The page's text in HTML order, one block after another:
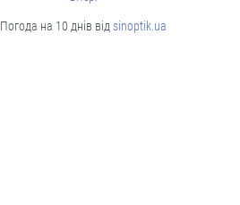
Погода на 10 днів від sinoptik.ua